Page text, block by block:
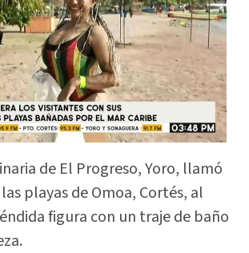
de El Progreso, Yoro, llamó
playas de Omoa, Cortés, al
figura con un traje de baño